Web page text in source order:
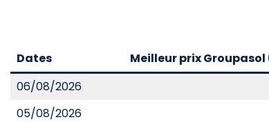
Dates Meilleur prix
06/08/2026
05/08/2026